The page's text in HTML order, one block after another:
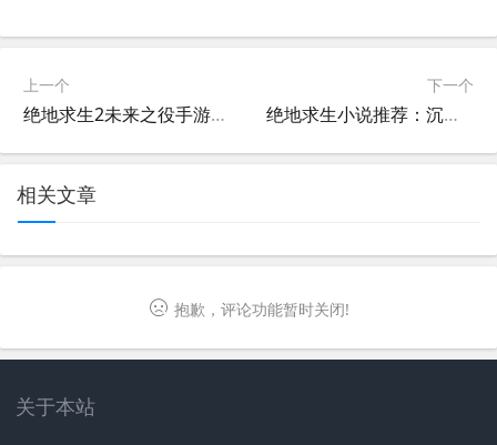
上一个
绝地求生2未来之役手游更新内容解析-绝地求生2未来之役手游最新版本更新详情
下一个
绝地求生小说推荐：沉浸式体验战场世界-绝地求生小说推荐排行榜与热门作品解析
相关文章
抱歉，评论功能暂时关闭!
关于本站